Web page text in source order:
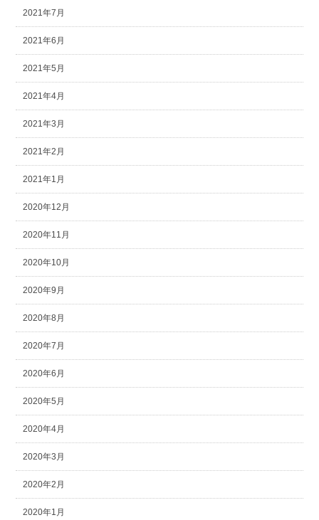
2021年7月
2021年6月
2021年5月
2021年4月
2021年3月
2021年2月
2021年1月
2020年12月
2020年11月
2020年10月
2020年9月
2020年8月
2020年7月
2020年6月
2020年5月
2020年4月
2020年3月
2020年2月
2020年1月